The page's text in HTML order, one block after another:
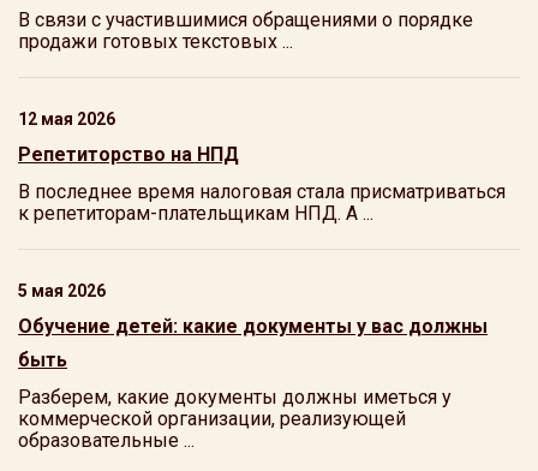
В связи с участившимися обращениями о порядке
продажи готовых текстовых ...
12 мая 2026
Репетиторство на НПД
В последнее время налоговая стала присматриваться
к репетиторам-плательщикам НПД. А ...
5 мая 2026
Обучение детей: какие документы у вас должны
быть
Разберем, какие документы должны иметься у
коммерческой организации, реализующей
образовательные ...